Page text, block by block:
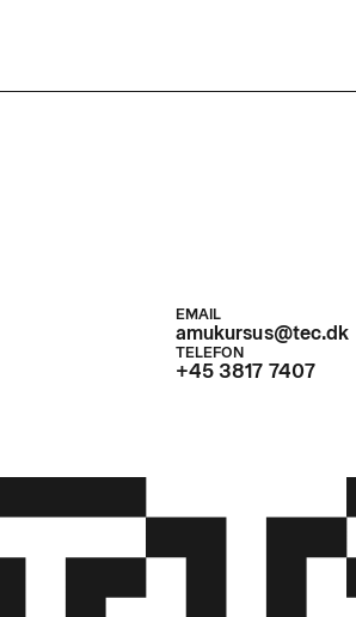
EMAIL
amukursus@tec.dk
TELEFON
+45 3817 7407